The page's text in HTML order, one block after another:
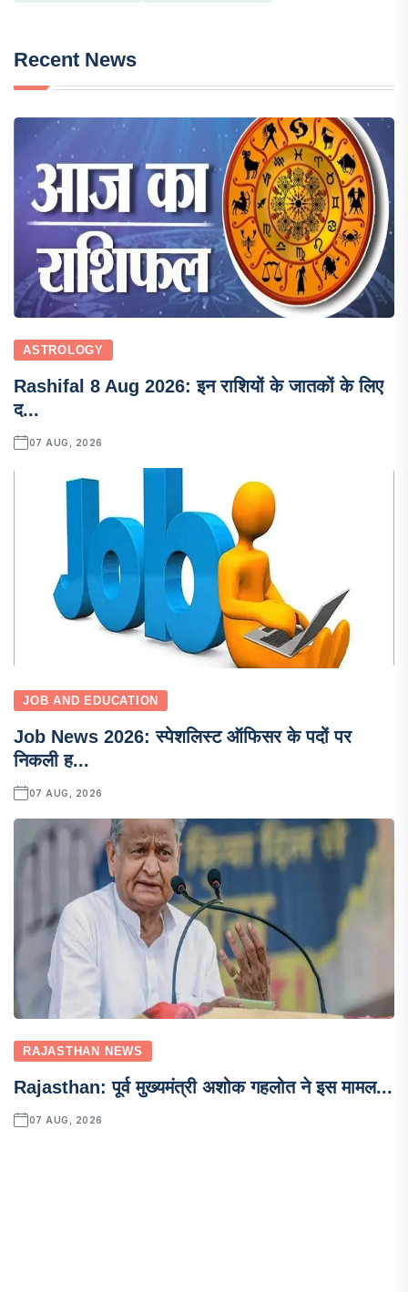
Recent News
ASTROLOGY
Rashifal 8 Aug 2026: इन राशियों के जातकों के लिए
द...
07 AUG, 2026
JOB AND EDUCATION
Job News 2026: स्पेशलिस्ट ऑफिसर के पदों पर
निकली ह...
07 AUG, 2026
RAJASTHAN NEWS
Rajasthan: पूर्व मुख्यमंत्री अशोक गहलोत ने इस मामल...
07 AUG, 2026